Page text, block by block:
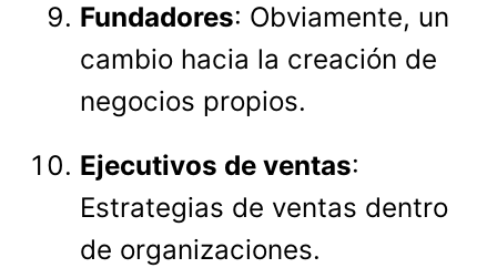
Fundadores: Obviamente, un
cambio hacia la creación de
negocios propios.
Ejecutivos de ventas:
Estrategias de ventas dentro
de organizaciones.